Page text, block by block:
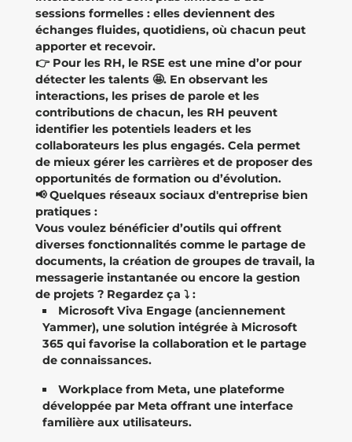
sessions formelles : elles deviennent des
échanges fluides, quotidiens, où chacun peut
apporter et recevoir.
👉 Pour les RH, le RSE est une mine d’or pour
détecter les talents 🤩. En observant les
interactions, les prises de parole et les
contributions de chacun, les RH peuvent
identifier les potentiels leaders et les
collaborateurs les plus engagés. Cela permet
de mieux gérer les carrières et de proposer des
opportunités de formation ou d’évolution.
📢 Quelques réseaux sociaux d'entreprise bien
pratiques :
Vous voulez bénéficier d’outils qui offrent
diverses fonctionnalités comme le partage de
documents, la création de groupes de travail, la
messagerie instantanée ou encore la gestion
de projets ? Regardez ça ⤵️ :
Microsoft Viva Engage (anciennement
Yammer), une solution intégrée à Microsoft
365 qui favorise la collaboration et le partage
de connaissances.
Workplace from Meta, une plateforme
développée par Meta offrant une interface
familière aux utilisateurs.